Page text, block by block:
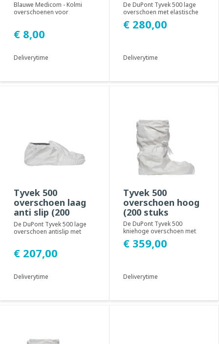
Blauwe Medicom - Kolmi
overschoenen voor
€ 8,00
Deliverytime
De DuPont Tyvek 500 lage
overschoen met elastische
enkel. Geadviseerd voor
gebruik in clea...
€ 280,00
Deliverytime
Tyvek 500
overschoen laag
anti slip (200
stuks)
De DuPont Tyvek 500 lage
overschoen antislip met
€ 207,00
Deliverytime
Tyvek 500
overschoen hoog
(200 stuks
De DuPont Tyvek 500
kniehoge overschoen met
elastische bovenband.
Geadviseerd voor gebruik...
€ 359,00
Deliverytime